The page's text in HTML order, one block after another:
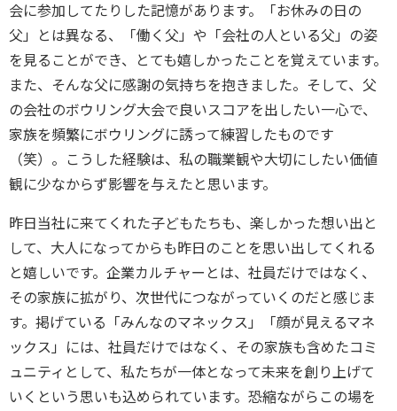
会に参加してたりした記憶があります。「お休みの日の
父」とは異なる、「働く父」や「会社の人といる父」の姿
を見ることができ、とても嬉しかったことを覚えています。
また、そんな父に感謝の気持ちを抱きました。そして、父
の会社のボウリング大会で良いスコアを出したい一心で、
家族を頻繁にボウリングに誘って練習したものです
（笑）。こうした経験は、私の職業観や大切にしたい価値
観に少なからず影響を与えたと思います。
昨日当社に来てくれた子どもたちも、楽しかった想い出と
して、大人になってからも昨日のことを思い出してくれる
と嬉しいです。企業カルチャーとは、社員だけではなく、
その家族に拡がり、次世代につながっていくのだと感じま
す。掲げている「みんなのマネックス」「顔が見えるマネ
ックス」には、社員だけではなく、その家族も含めたコミ
ュニティとして、私たちが一体となって未来を創り上げて
いくという思いも込められています。恐縮ながらこの場を